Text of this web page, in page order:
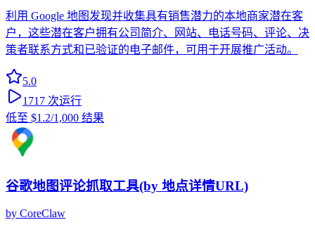
利用 Google 地图发现并收集具有销售潜力的本地商家潜在客
户，这些潜在客户拥有公司简介、网站、电话号码、评论、决
策者联系方式和已验证的电子邮件，可用于开展推广活动。
5.0
1717 次运行
低至 $1.2/1,000 结果
谷歌地图评论抓取工具(by 地点详情URL)
by CoreClaw